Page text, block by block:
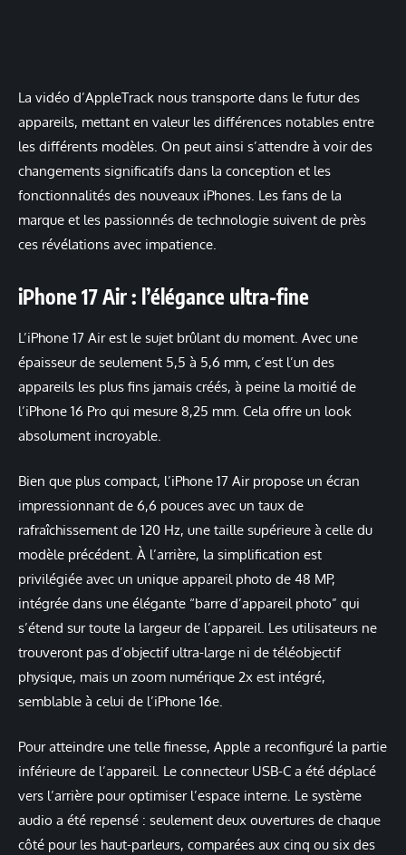
La vidéo d’AppleTrack nous transporte dans le futur des
appareils, mettant en valeur les différences notables entre
les différents modèles. On peut ainsi s’attendre à voir des
changements significatifs dans la conception et les
fonctionnalités des nouveaux iPhones. Les fans de la
marque et les passionnés de technologie suivent de près
ces révélations avec impatience.
iPhone 17 Air : l’élégance ultra-fine
L’iPhone 17 Air est le sujet brûlant du moment. Avec une
épaisseur de seulement 5,5 à 5,6 mm, c’est l’un des
appareils les plus fins jamais créés, à peine la moitié de
l’iPhone 16 Pro qui mesure 8,25 mm. Cela offre un look
absolument incroyable.
Bien que plus compact, l’iPhone 17 Air propose un écran
impressionnant de 6,6 pouces avec un taux de
rafraîchissement de 120 Hz, une taille supérieure à celle du
modèle précédent. À l’arrière, la simplification est
privilégiée avec un unique appareil photo de 48 MP,
intégrée dans une élégante “barre d’appareil photo” qui
s’étend sur toute la largeur de l’appareil. Les utilisateurs ne
trouveront pas d’objectif ultra-large ni de téléobjectif
physique, mais un zoom numérique 2x est intégré,
semblable à celui de l’iPhone 16e.
Pour atteindre une telle finesse, Apple a reconfiguré la partie
inférieure de l’appareil. Le connecteur USB-C a été déplacé
vers l’arrière pour optimiser l’espace interne. Le système
audio a été repensé : seulement deux ouvertures de chaque
côté pour les haut-parleurs, comparées aux cinq ou six des